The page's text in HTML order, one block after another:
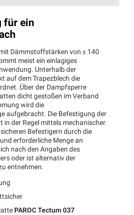
für ein
Dämmstoffstärken von ≤ 140
meist ein einlagiges
Unterhalb der
auf dem Trapezblech die
Über der Dampfsperre
dicht gestoßen im Verband
wird die
aufgebracht. Die Befestigung der
in der Regel mittels mechanischer
Befestigern durch die
erforderliche Menge an
nach den Angaben des
oder ist alternativ der
entnehmen.
PAROC Tectum 037